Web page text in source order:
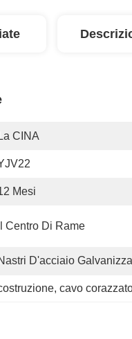
La CINA
Mesi
Il Centro Di Rame
D'acciaio
cavo